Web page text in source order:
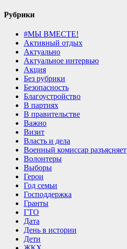
Рубрики
#МЫ ВМЕСТЕ!
Активный отдых
Актуально
Актуальное интервью
Акция
Без рубрики
Безопасность
Благоустройство
В партиях
В правительстве
Важно
Визит
Власть и дела
Военный комиссар разъясняет
Волонтеры
Выборы
Герои
Год семьи
Господдержка
Гранты
ГТО
Дата
День в истории
Дети